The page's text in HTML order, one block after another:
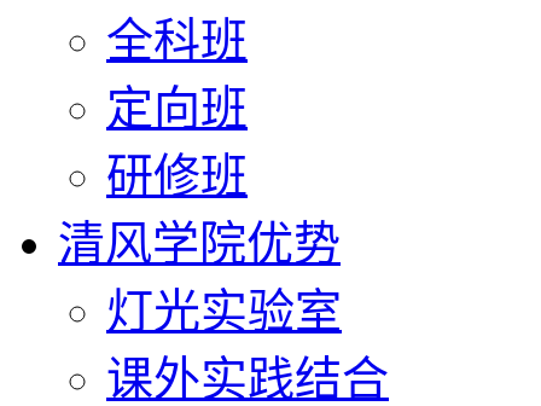
全科班
定向班
研修班
清风学院优势
灯光实验室
课外实践结合